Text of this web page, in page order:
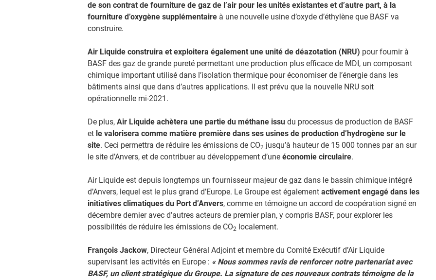
de son contrat de fourniture de gaz de l’air pour les unités existantes et d’autre part, à la
fourniture d’oxygène supplémentaire à une nouvelle usine d’oxyde d’éthylène que BASF va
construire.
Air Liquide construira et exploitera également une unité de déazotation (NRU) pour fournir à
BASF des gaz de grande pureté permettant une production plus efficace de MDI, un composant
chimique important utilisé dans l’isolation thermique pour économiser de l’énergie dans les
bâtiments ainsi que dans d’autres applications. Il est prévu que la nouvelle NRU soit
opérationnelle mi-2021.
De plus, Air Liquide achètera une partie du méthane issu du processus de production de BASF
et le valorisera comme matière première dans ses usines de production d’hydrogène sur le
site. Ceci permettra de réduire les émissions de CO2 jusqu’à hauteur de 15 000 tonnes par an sur
le site d’Anvers, et de contribuer au développement d’une économie circulaire.
Air Liquide est depuis longtemps un fournisseur majeur de gaz dans le bassin chimique intégré
d’Anvers, lequel est le plus grand d’Europe. Le Groupe est également activement engagé dans les
initiatives climatiques du Port d’Anvers, comme en témoigne un accord de coopération signé en
décembre dernier avec d’autres acteurs de premier plan, y compris BASF, pour explorer les
possibilités de réduire les émissions de CO2 localement.
François Jackow, Directeur Général Adjoint et membre du Comité Exécutif d’Air Liquide
supervisant les activités en Europe : « Nous sommes ravis de renforcer notre partenariat avec
BASF, un client stratégique du Groupe. La signature de ces nouveaux contrats témoigne de la